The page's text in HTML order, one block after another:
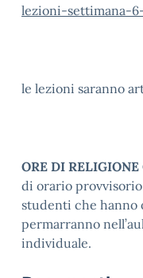
lezioni-settimana-
le lezioni saranno
ORE DI
di orario
studenti che hanno
permarranno
individuale.